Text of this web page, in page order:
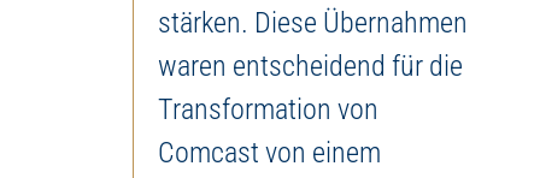
stärken. Diese Übernahmen
waren entscheidend für die
Transformation von
Comcast von einem